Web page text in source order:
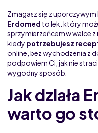
Zmagasz się z
Erdomed to lek, który
sprzymierzeńcem w walce
kiedy potrzebujesz
online, bez wychodzenia z
podpowiem Ci, jak nie
wygodny sposób.
Jak działa
warto go